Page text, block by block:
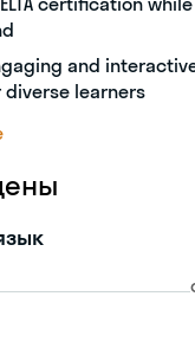
and
learners